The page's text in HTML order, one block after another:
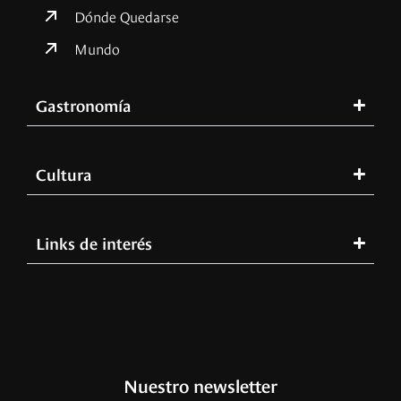
Dónde Quedarse
Mundo
Gastronomía
Cultura
Links de interés
Nuestro newsletter